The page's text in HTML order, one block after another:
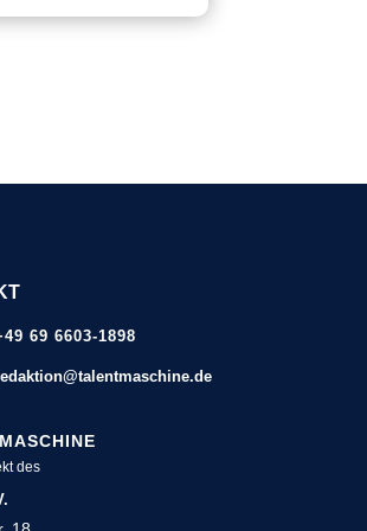
69 6603-1898
des